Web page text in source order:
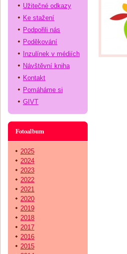
Užitečné odkazy
Ke stažení
Podpořili nás
Poděkování
Inzulínek v médiích
Návštěvní kniha
Kontakt
Pomáháme si
GIVT
Fotoalbum
2025
2024
2023
2022
2021
2020
2019
2018
2017
2016
2015